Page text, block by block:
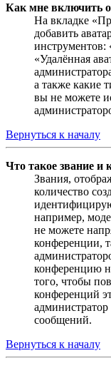
Как мне включить
На вкладке
добавить
инструментов:
«Удалённая
а также какие
вы не можете
Вернуться к началу
Что такое звание и
Звания,
количество
например,
не можете
конференции,
конференцию
того, чтобы
конференций
администратор
сообщений.
Вернуться к началу